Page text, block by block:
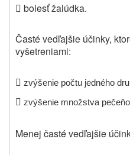
 bolesť žalúdka.
Časté vedľajšie účinky,
vyšetreniami:
 zvýšenie počtu jedného
 zvýšenie množstva
Menej časté vedľajšie